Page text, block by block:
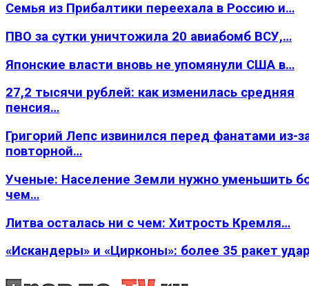
Семья из Прибалтики переехала в Россию и…
ПВО за сутки уничтожила 20 авиабомб ВСУ,…
Японские власти вновь не упомянули США в…
27,2 тысячи рублей: как изменилась средняя
пенсия…
Григорий Лепс извинился перед фанатами из-
повторной…
Ученые: Население Земли нужно уменьшить
чем…
Литва осталась ни с чем: Хитрость Кремля…
«Искандеры» и «Цирконы»: более 35 ракет